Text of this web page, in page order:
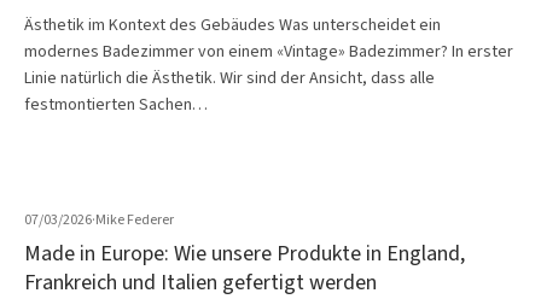
Ästhetik im Kontext des Gebäudes Was unterscheidet ein
modernes Badezimmer von einem «Vintage» Badezimmer? In erster
Linie natürlich die Ästhetik. Wir sind der Ansicht, dass alle
festmontierten Sachen…
07/03/2026·Mike Federer
Made in Europe: Wie unsere Produkte in England,
Frankreich und Italien gefertigt werden